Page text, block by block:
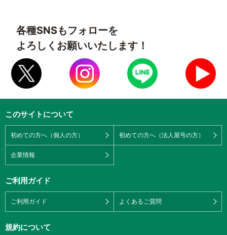
各種SNSもフォローを
よろしくお願いいたします！
このサイトについて
初めての方へ（個人の方） 初めての方へ（法人屋号の方）
企業情報
ご利用ガイド
ご利用ガイド よくあるご質問
規約について